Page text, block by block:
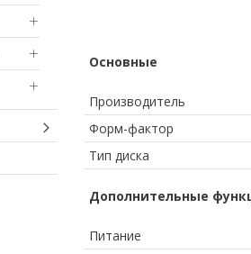
Основные
Производитель
Форм-фактор
Тип диска
Дополнительные
Питание